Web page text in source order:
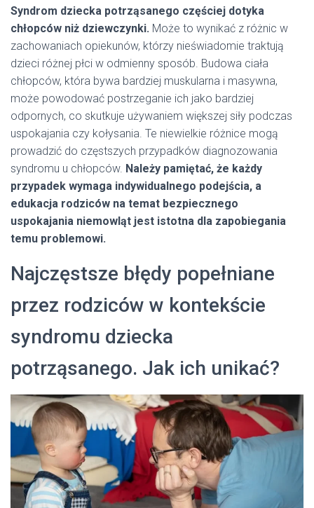
Syndrom dziecka potrząsanego częściej dotyka
chłopców niż dziewczynki. Może to wynikać z różnic w
zachowaniach opiekunów, którzy nieświadomie traktują
dzieci różnej płci w odmienny sposób. Budowa ciała
chłopców, która bywa bardziej muskularna i masywna,
może powodować postrzeganie ich jako bardziej
odpornych, co skutkuje używaniem większej siły podczas
uspokajania czy kołysania. Te niewielkie różnice mogą
prowadzić do częstszych przypadków diagnozowania
syndromu u chłopców. Należy pamiętać, że każdy
przypadek wymaga indywidualnego podejścia, a
edukacja rodziców na temat bezpiecznego
uspokajania niemowląt jest istotna dla zapobiegania
temu problemowi.
Najczęstsze błędy popełniane
przez rodziców w kontekście
syndromu dziecka
potrząsanego. Jak ich unikać?